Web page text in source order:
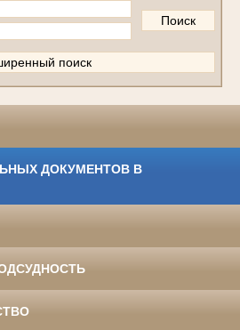
ДОКУМЕНТОВ В